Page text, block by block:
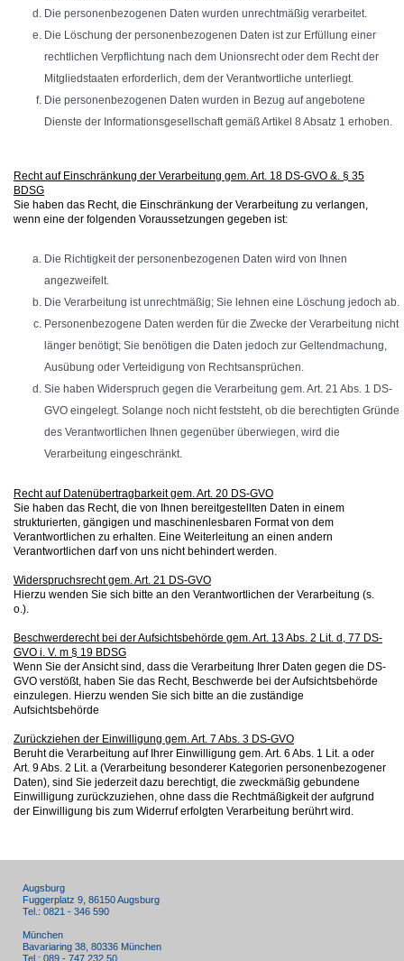
Die personenbezogenen Daten wurden unrechtmäßig verarbeitet.
Die Löschung der personenbezogenen Daten ist zur Erfüllung einer
rechtlichen Verpflichtung nach dem Unionsrecht oder dem Recht der
Mitgliedstaaten erforderlich, dem der Verantwortliche unterliegt.
Die personenbezogenen Daten wurden in Bezug auf angebotene
Dienste der Informationsgesellschaft gemäß Artikel 8 Absatz 1 erhoben.
Recht auf Einschränkung der Verarbeitung gem. Art. 18 DS-GVO &. § 35
BDSG
Sie haben das Recht, die Einschränkung der Verarbeitung zu verlangen,
wenn eine der folgenden Voraussetzungen gegeben ist:
Die Richtigkeit der personenbezogenen Daten wird von Ihnen
angezweifelt.
Die Verarbeitung ist unrechtmäßig; Sie lehnen eine Löschung jedoch ab.
Personenbezogene Daten werden für die Zwecke der Verarbeitung nicht
länger benötigt; Sie benötigen die Daten jedoch zur Geltendmachung,
Ausübung oder Verteidigung von Rechtsansprüchen.
Sie haben Widerspruch gegen die Verarbeitung gem. Art. 21 Abs. 1 DS-
GVO eingelegt. Solange noch nicht feststeht, ob die berechtigten Gründe
des Verantwortlichen Ihnen gegenüber überwiegen, wird die
Verarbeitung eingeschränkt.
Recht auf Datenübertragbarkeit gem. Art. 20 DS-GVO
Sie haben das Recht, die von Ihnen bereitgestellten Daten in einem
strukturierten, gängigen und maschinenlesbaren Format von dem
Verantwortlichen zu erhalten. Eine Weiterleitung an einen andern
Verantwortlichen darf von uns nicht behindert werden.
Widerspruchsrecht gem. Art. 21 DS-GVO
Hierzu wenden Sie sich bitte an den Verantwortlichen der Verarbeitung (s.
o.).
Beschwerderecht bei der Aufsichtsbehörde gem. Art. 13 Abs. 2 Lit. d, 77 DS-
GVO i. V. m § 19 BDSG
Wenn Sie der Ansicht sind, dass die Verarbeitung Ihrer Daten gegen die DS-
GVO verstößt, haben Sie das Recht, Beschwerde bei der Aufsichtsbehörde
einzulegen. Hierzu wenden Sie sich bitte an die zuständige
Aufsichtsbehörde
Zurückziehen der Einwilligung gem. Art. 7 Abs. 3 DS-GVO
Beruht die Verarbeitung auf Ihrer Einwilligung gem. Art. 6 Abs. 1 Lit. a oder
Art. 9 Abs. 2 Lit. a (Verarbeitung besonderer Kategorien personenbezogener
Daten), sind Sie jederzeit dazu berechtigt, die zweckmäßig gebundene
Einwilligung zurückzuziehen, ohne dass die Rechtmäßigkeit der aufgrund
der Einwilligung bis zum Widerruf erfolgten Verarbeitung berührt wird.
Augsburg
Fuggerplatz 9, 86150 Augsburg
Tel.: 0821 - 346 590
München
Bavariaring 38, 80336 München
Tel.: 089 - 747 232 50